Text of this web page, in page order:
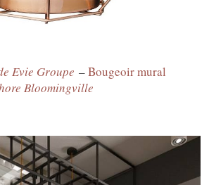
Evie Groupe –Bougeoir mural
Bloomingville